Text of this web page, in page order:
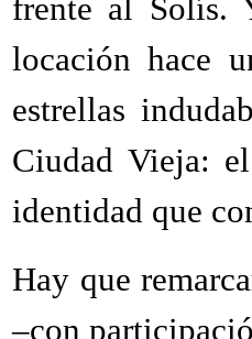
frente al Solís.
locación hace
estrellas
Ciudad Vieja: el
identidad que
Hay que
–con